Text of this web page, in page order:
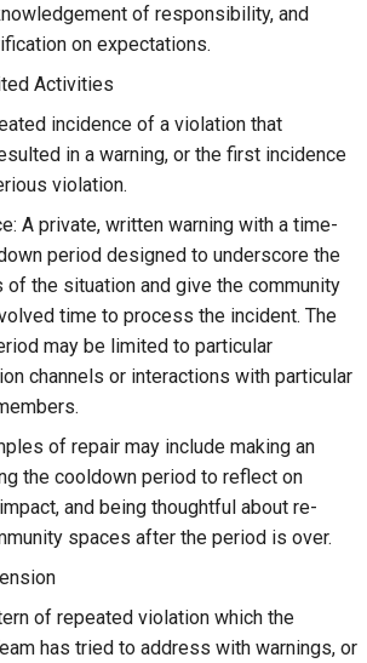
of responsibility, and
on expectations.
Activities
incidence of a violation that
in a warning, or the first incidence
violation.
A private, written warning with a time-
period designed to underscore the
of the situation and give the community
time to process the incident. The
may be limited to particular
channels or interactions with particular
of repair may include making an
the cooldown period to reflect on
and being thoughtful about re-
spaces after the period is over.
of repeated violation which the
has tried to address with warnings, or